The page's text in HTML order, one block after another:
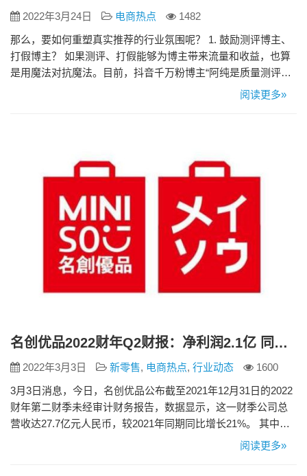
2022年3月24日 电商热点
1482
那么，要如何重塑真实推荐的行业氛围呢？ 1. 鼓励测评博主、
打假博主？ 如果测评、打假能够为博主带来流量和收益，也算
是用魔法对抗魔法。目前，抖音千万粉博主“阿纯是质量测评家”
的核心人设就是打假网红推荐的不靠谱产品。 但就像测评、打
阅读更多»
名创优品2022财年Q2财报：净利润2.1亿 同比增长155%
2022年3月3日 新零售, 电商热点, 行业动态
1600
3月3日消息，今日，名创优品公布截至2021年12月31日的2022
财年第二财季未经审计财务报告，数据显示，这一财季公司总
营收达27.7亿元人民币，较2021年同期同比增长21%。 其中，
国内营收20.5亿元人民币，同比增长12%；海外营收7.2亿元人
阅读更多»